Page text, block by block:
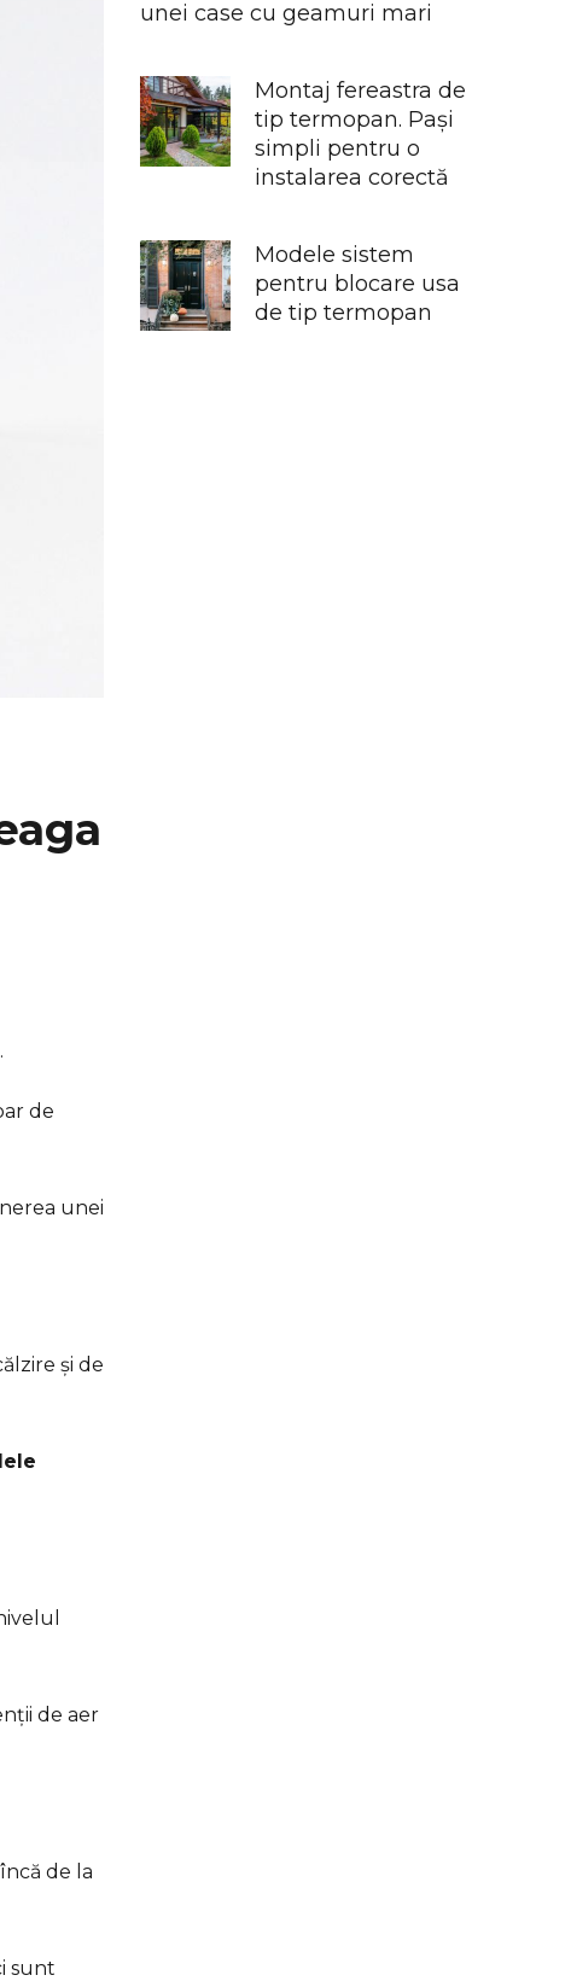
de
unei
și de
de aer
de la
sunt
unei case cu geamuri mari
Montaj fereastra de
tip termopan. Pași
simpli pentru o
instalarea corectă
Modele sistem
pentru blocare usa
de tip termopan